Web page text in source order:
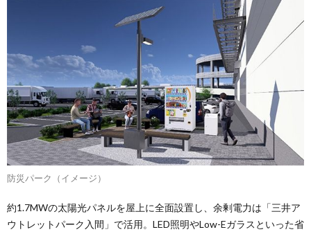
防災パーク（イメージ）
約1.7MWの太陽光パネルを屋上に全面設置し、余剰電力は「三井ア
ウトレットパーク入間」で活用。LED照明やLow-Eガラスといった省